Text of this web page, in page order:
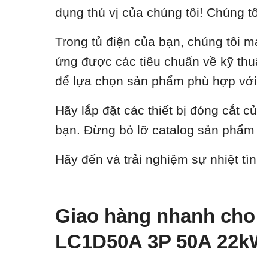
dụng thú vị của chúng tôi! Chúng
Trong tủ điện của bạn, chúng tôi
ứng được các tiêu chuẩn về kỹ
để lựa chọn sản phẩm phù hợp
Hãy lắp đặt các thiết bị đóng cắt
bạn. Đừng bỏ lỡ catalog sản
Hãy đến và trải nghiệm sự nhiệt
Giao hàng nhanh
LC1D50A 3P 50A